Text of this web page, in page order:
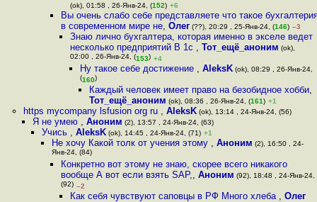
(ok), 01:58 , 26-Янв-24, (152) +6
Вы очень слабо себе представляете что такое
в современном мире не, Олег(??), 20:29 , 25-Янв-24, (146) –3
Знаю лично бухгалтера, которая именно в экселе ведет
несколько предприятий В 1с ,Тот_ещё_аноним (ok),
02:00 , 26-Янв-24, (153) +4
Ну такое себе достижение , AleksK(ok), 08:29 , 26-Янв-24,
(160)
Каждый человек имеет право на безобидное хобби,
Тот_ещё_аноним (ok), 08:36 , 26-Янв-24, (161) +1
https mycompany lsfusion org ru , AleksK(ok), 13:14 , 24-Янв-24, (56)
Я не умею , Аноним (2), 13:57 , 24-Янв-24, (63)
Учись ,AleksK (ok), 14:45 , 24-Янв-24, (71) +1
Не хочу Какой толк от учения этому , Аноним (2), 16:50 , 24-
Янв-24, (84)
Конкретно вот этому не знаю, скорее всего никакого
вообще А вот если взять SAP,, Аноним (92), 18:48 , 24-Янв-24,
(92) –2
Как себя чувствуют саповцы в РФ Много хлеба ,Олег